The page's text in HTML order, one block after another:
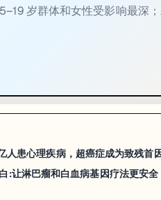
:让淋巴瘤和白血病基
Tabassum 及导师 Prof Ernst
切割。在淋巴瘤和白血病的
学生，UQ AIBN 是澳洲最具代
岁群体和女性受影响最深
人患心理疾病，超癌症成为致残首
:让淋巴瘤和白血病基因疗法更安全